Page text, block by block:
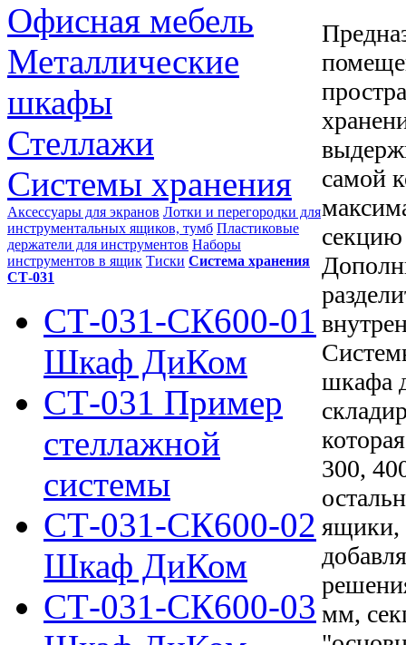
Офисная мебель
Металлические
шкафы
Стеллажи
Системы хранения
Аксессуары для экранов Лотки и перегородки для
инструментальных ящиков, тумб Пластиковые
держатели для инструментов Наборы
инструментов в ящик Тиски Система хранения
СТ-031
СТ-031-СК600-01
Шкаф ДиКом
СТ-031 Пример
стеллажной
системы
СТ-031-СК600-02
Шкаф ДиКом
СТ-031-СК600-03
самой
шкафа
300,
ящики,
мм,